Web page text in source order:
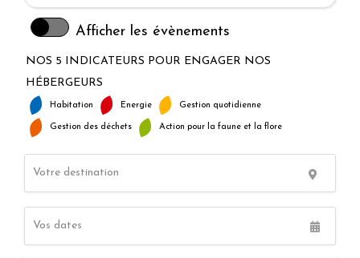
Afficher les évènements
NOS 5 INDICATEURS POUR ENGAGER NOS
HÉBERGEURS
Habitation Energie Gestion quotidienne
Gestion des déchets Action pour la faune et la flore